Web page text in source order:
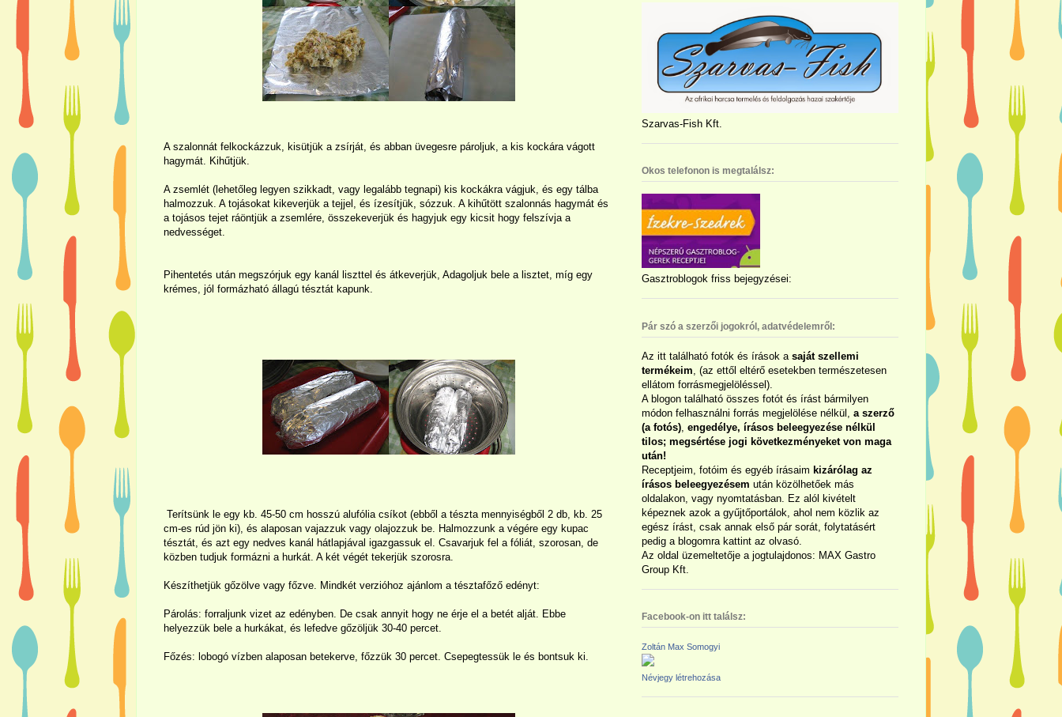
A szalonnát felkockázzuk, kisütjük a zsírját, és abban üvegesre pároljuk, a kis kockára vágott
hagymát. Kihűtjük.
A zsemlét (lehetőleg legyen szikkadt, vagy legalább tegnapi) kis kockákra vágjuk, és egy tálba
halmozzuk. A tojásokat kikeverjük a tejjel, és ízesítjük, sózzuk. A kihűtött szalonnás hagymát és
a tojásos tejet ráöntjük a zsemlére, összekeverjük és hagyjuk egy kicsit hogy felszívja a
nedvességet.
Pihentetés után megszórjuk egy kanál liszttel és átkeverjük, Adagoljuk bele a lisztet, míg egy
krémes, jól formázható állagú tésztát kapunk.
Terítsünk le egy kb. 45-50 cm hosszú alufólia csíkot (ebből a tészta mennyiségből 2 db, kb. 25
cm-es rúd jön ki), és alaposan vajazzuk vagy olajozzuk be. Halmozzunk a végére egy kupac
tésztát, és azt egy nedves kanál hátlapjával igazgassuk el. Csavarjuk fel a fóliát, szorosan, de
közben tudjuk formázni a hurkát. A két végét tekerjük szorosra.
Készíthetjük gőzölve vagy főzve. Mindkét verzióhoz ajánlom a tésztafőző edényt:
Párolás: forraljunk vizet az edényben. De csak annyit hogy ne érje el a betét alját. Ebbe
helyezzük bele a hurkákat, és lefedve gőzöljük 30-40 percet.
Főzés: lobogó vízben alaposan betekerve, főzzük 30 percet. Csepegtessük le és bontsuk ki.
Szarvas-Fish Kft.
Okos telefonon is megtalálsz:
Gasztroblogok friss bejegyzései:
Pár szó a szerzői jogokról, adatvédelemről:
Az itt található fotók és írások a saját szellemi
termékeim , (az ettől eltérő esetekben természetesen
ellátom forrásmegjelöléssel).
A blogon található összes fotót és írást bármilyen
módon felhasználni forrás megjelölése nélkül, a szerző
(a fotós) engedélye, írásos beleegyezése nélkül
tilos; megsértése jogi következményeket von maga
után!
Receptjeim, fotóim és egyéb írásaim kizárólag az
írásos beleegyezésem után közölhetőek más
oldalakon, vagy nyomtatásban. Ez alól kivételt
képeznek azok a gyűjtőportálok, ahol nem közlik az
egész írást, csak annak első pár sorát, folytatásért
pedig a blogomra kattint az olvasó.
Az oldal üzemeltetője a jogtulajdonos: MAX Gastro
Group Kft.
Facebook-on itt találsz:
Zoltán Max Somogyi
Névjegy létrehozása